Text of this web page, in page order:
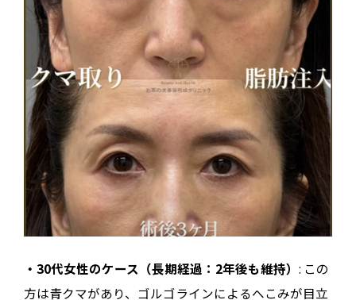
・30代女性のケース（長期経過：2年後も維持） : この
方は青クマがあり、ゴルゴラインによるへこみが目立